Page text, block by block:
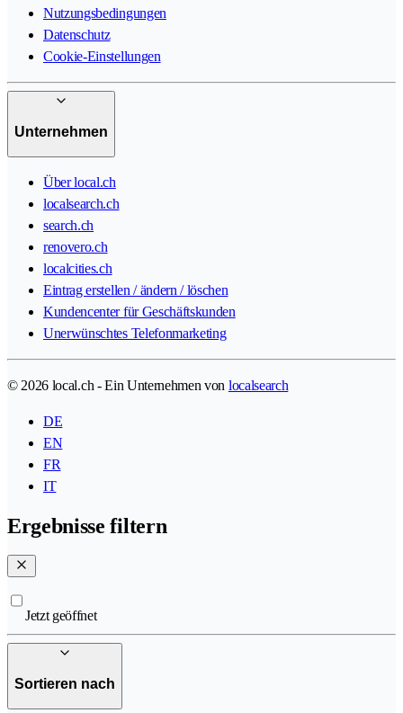
Nutzungsbedingungen
Datenschutz
Cookie-Einstellungen
Unternehmen
Über local.ch
localsearch.ch
search.ch
renovero.ch
localcities.ch
Eintrag erstellen / ändern / löschen
Kundencenter für Geschäftskunden
Unerwünschtes Telefonmarketing
© 2026 local.ch - Ein Unternehmen von localsearch
DE
EN
FR
IT
Ergebnisse filtern
Jetzt geöffnet
Sortieren nach